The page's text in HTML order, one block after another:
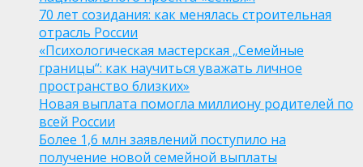
70 лет созидания: как менялась строительная
отрасль России
«Психологическая мастерская „Семейные
границы“: как научиться уважать личное
пространство близких»
Новая выплата помогла миллиону родителей по
всей России
Более 1,6 млн заявлений поступило на
получение новой семейной выплаты